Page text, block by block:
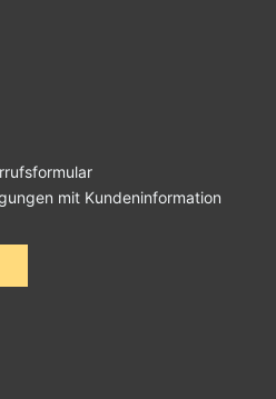
mit Kundeninformation